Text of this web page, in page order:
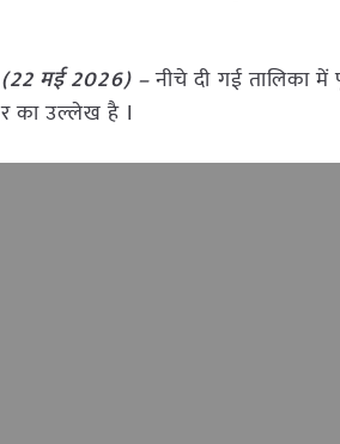
22 मई2026)–नीचे दी गई तालिका में
का उल्लेख है I